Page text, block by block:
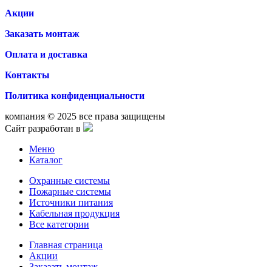
Акции
Заказать монтаж
Оплата и доставка
Контакты
Политика конфиденциальности
компания © 2025 все права защищены
Сайт разработан в
Меню
Каталог
Охранные системы
Пожарные системы
Источники питания
Кабельная продукция
Все категории
Главная страница
Акции